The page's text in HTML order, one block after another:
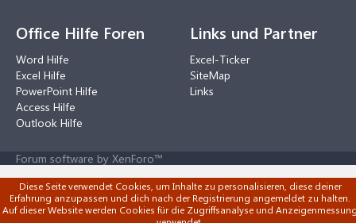
Office Hilfe Foren
Word Hilfe
Excel Hilfe
PowerPoint Hilfe
Access Hilfe
Outlook Hilfe
Links und Partner
Excel-Ticker
SiteMap
Links
Forum software by XenForo™
Diese Seite verwendet Cookies, um Inhalte zu personalisieren, diese deiner
Erfahrung anzupassen und dich nach der Registrierung angemeldet zu halten.
Auf dieser Website werden Cookies für die Zugriffsanalyse und